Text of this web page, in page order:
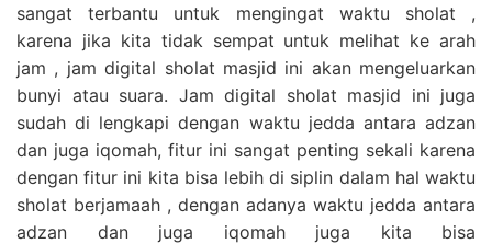
sangat terbantu untuk mengingat waktu sholat ,
karena jika kita tidak sempat untuk melihat ke arah
jam , jam digital sholat masjid ini akan mengeluarkan
bunyi atau suara. Jam digital sholat masjid ini juga
sudah di lengkapi dengan waktu jedda antara adzan
dan juga iqomah, fitur ini sangat penting sekali karena
dengan fitur ini kita bisa lebih di siplin dalam hal waktu
sholat berjamaah , dengan adanya waktu jedda antara
adzan dan juga iqomah juga kita bisa